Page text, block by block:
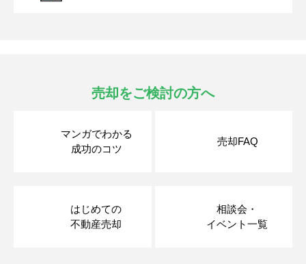
売却をご検討の方へ
マンガでわかる
成功のコツ
売却FAQ
はじめての
不動産売却
相談会・
イベント一覧